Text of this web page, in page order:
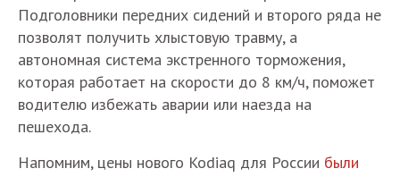
Подголовники передних сидений и второго ряда не
позволят получить хлыстовую травму, а
автономная система экстренного торможения,
которая работает на скорости до 8 км/ч, поможет
водителю избежать аварии или наезда на
пешехода.
Напомним, цены нового Kodiaq для России были